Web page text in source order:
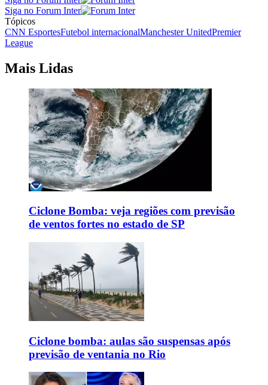
Siga no Forum Inter
Tópicos
CNN EsportesFutebol internacionalManchester UnitedPremier
League
Mais Lidas
Ciclone Bomba: veja regiões com previsão
de ventos fortes no estado de SP
Ciclone bomba: aulas são suspensas após
previsão de ventania no Rio